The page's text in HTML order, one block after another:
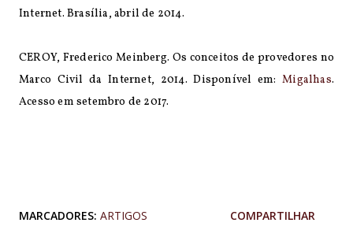
Internet. Brasília, abril de 2014.
CEROY, Frederico Meinberg. Os conceitos de provedores no
Marco Civil da Internet, 2014. Disponível em:Migalhas.
Acesso em setembro de 2017.
MARCADORES: ARTIGOS COMPARTILHAR